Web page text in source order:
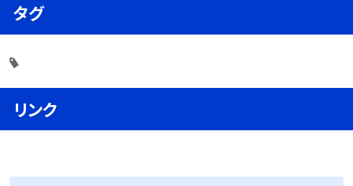
タグ
リンク